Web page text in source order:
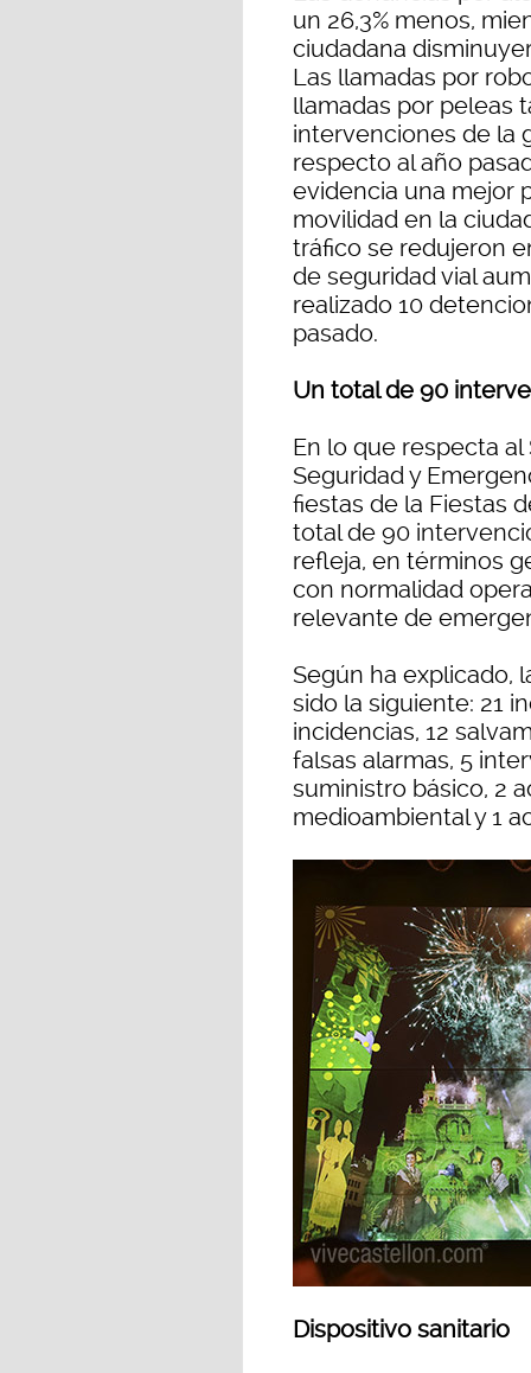
un 26,3% menos,
ciudadana
Las llamadas por
llamadas por peleas
intervenciones de la
respecto al año
evidencia una mejor
movilidad en la
tráfico se redujeron
de seguridad vial
realizado 10
pasado.
Un total de 90
En lo que respecta
Seguridad y
fiestas de la Fiestas
total de 90
refleja, en términos
con normalidad
relevante de
Según ha explicado,
sido la siguiente: 21
incidencias, 12
falsas alarmas, 5
suministro básico, 2
medioambiental y 1
Dispositivo sanitario